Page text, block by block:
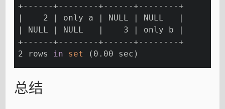
+------+--------+------+--------+
|    2 | only a | NULL | NULL   |
| NULL | NULL   |    3 | only b |
+------+--------+------+--------+
2 rows
in set (0.00 sec)
总结